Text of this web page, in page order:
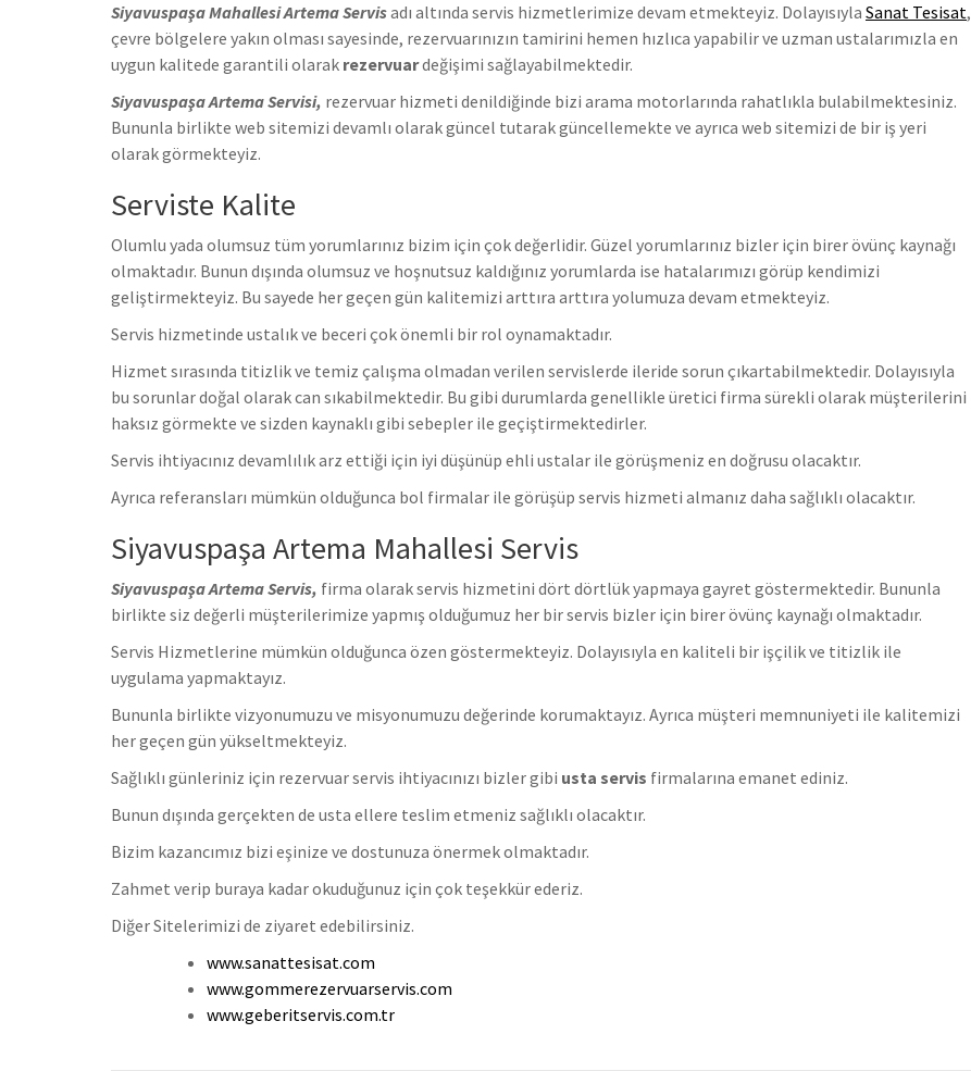
Siyavuspaşa Mahallesi Artema Servisadı altında servis hizmetlerimize devam etmekteyiz. Dolayısıyla Sanat Tesisat,
çevre bölgelere yakın olması sayesinde, rezervuarınızın tamirini hemen hızlıca yapabilir ve uzman ustalarımızla en
uygun kalitede garantili olarak rezervuardeğişimi sağlayabilmektedir.
Siyavuspaşa Artema Servisi, rezervuar hizmeti denildiğinde bizi arama motorlarında rahatlıkla bulabilmektesiniz.
Bununla birlikte web sitemizi devamlı olarak güncel tutarak güncellemekte ve ayrıca web sitemizi de bir iş yeri
olarak görmekteyiz.
Serviste Kalite
Olumlu yada olumsuz tüm yorumlarınız bizim için çok değerlidir. Güzel yorumlarınız bizler için birer övünç kaynağı
olmaktadır. Bunun dışında olumsuz ve hoşnutsuz kaldığınız yorumlarda ise hatalarımızı görüp kendimizi
geliştirmekteyiz. Bu sayede her geçen gün kalitemizi arttıra arttıra yolumuza devam etmekteyiz.
Servis hizmetinde ustalık ve beceri çok önemli bir rol oynamaktadır.
Hizmet sırasında titizlik ve temiz çalışma olmadan verilen servislerde ileride sorun çıkartabilmektedir. Dolayısıyla
bu sorunlar doğal olarak can sıkabilmektedir. Bu gibi durumlarda genellikle üretici firma sürekli olarak müşterilerini
haksız görmekte ve sizden kaynaklı gibi sebepler ile geçiştirmektedirler.
Servis ihtiyacınız devamlılık arz ettiği için iyi düşünüp ehli ustalar ile görüşmeniz en doğrusu olacaktır.
Ayrıca referansları mümkün olduğunca bol firmalar ile görüşüp servis hizmeti almanız daha sağlıklı olacaktır.
Siyavuspaşa Artema Mahallesi Servis
Siyavuspaşa Artema Servis, firma olarak servis hizmetini dört dörtlük yapmaya gayret göstermektedir. Bununla
birlikte siz değerli müşterilerimize yapmış olduğumuz her bir servis bizler için birer övünç kaynağı olmaktadır.
Servis Hizmetlerine mümkün olduğunca özen göstermekteyiz. Dolayısıyla en kaliteli bir işçilik ve titizlik ile
uygulama yapmaktayız.
Bununla birlikte vizyonumuzu ve misyonumuzu değerinde korumaktayız. Ayrıca müşteri memnuniyeti ile kalitemizi
her geçen gün yükseltmekteyiz.
Sağlıklı günleriniz için rezervuar servis ihtiyacınızı bizler gibi usta servis firmalarına emanet ediniz.
Bunun dışında gerçekten de usta ellere teslim etmeniz sağlıklı olacaktır.
Bizim kazancımız bizi eşinize ve dostunuza önermek olmaktadır.
Zahmet verip buraya kadar okuduğunuz için çok teşekkür ederiz.
Diğer Sitelerimizi de ziyaret edebilirsiniz.
www.sanattesisat.com
www.gommerezervuarservis.com
www.geberitservis.com.tr